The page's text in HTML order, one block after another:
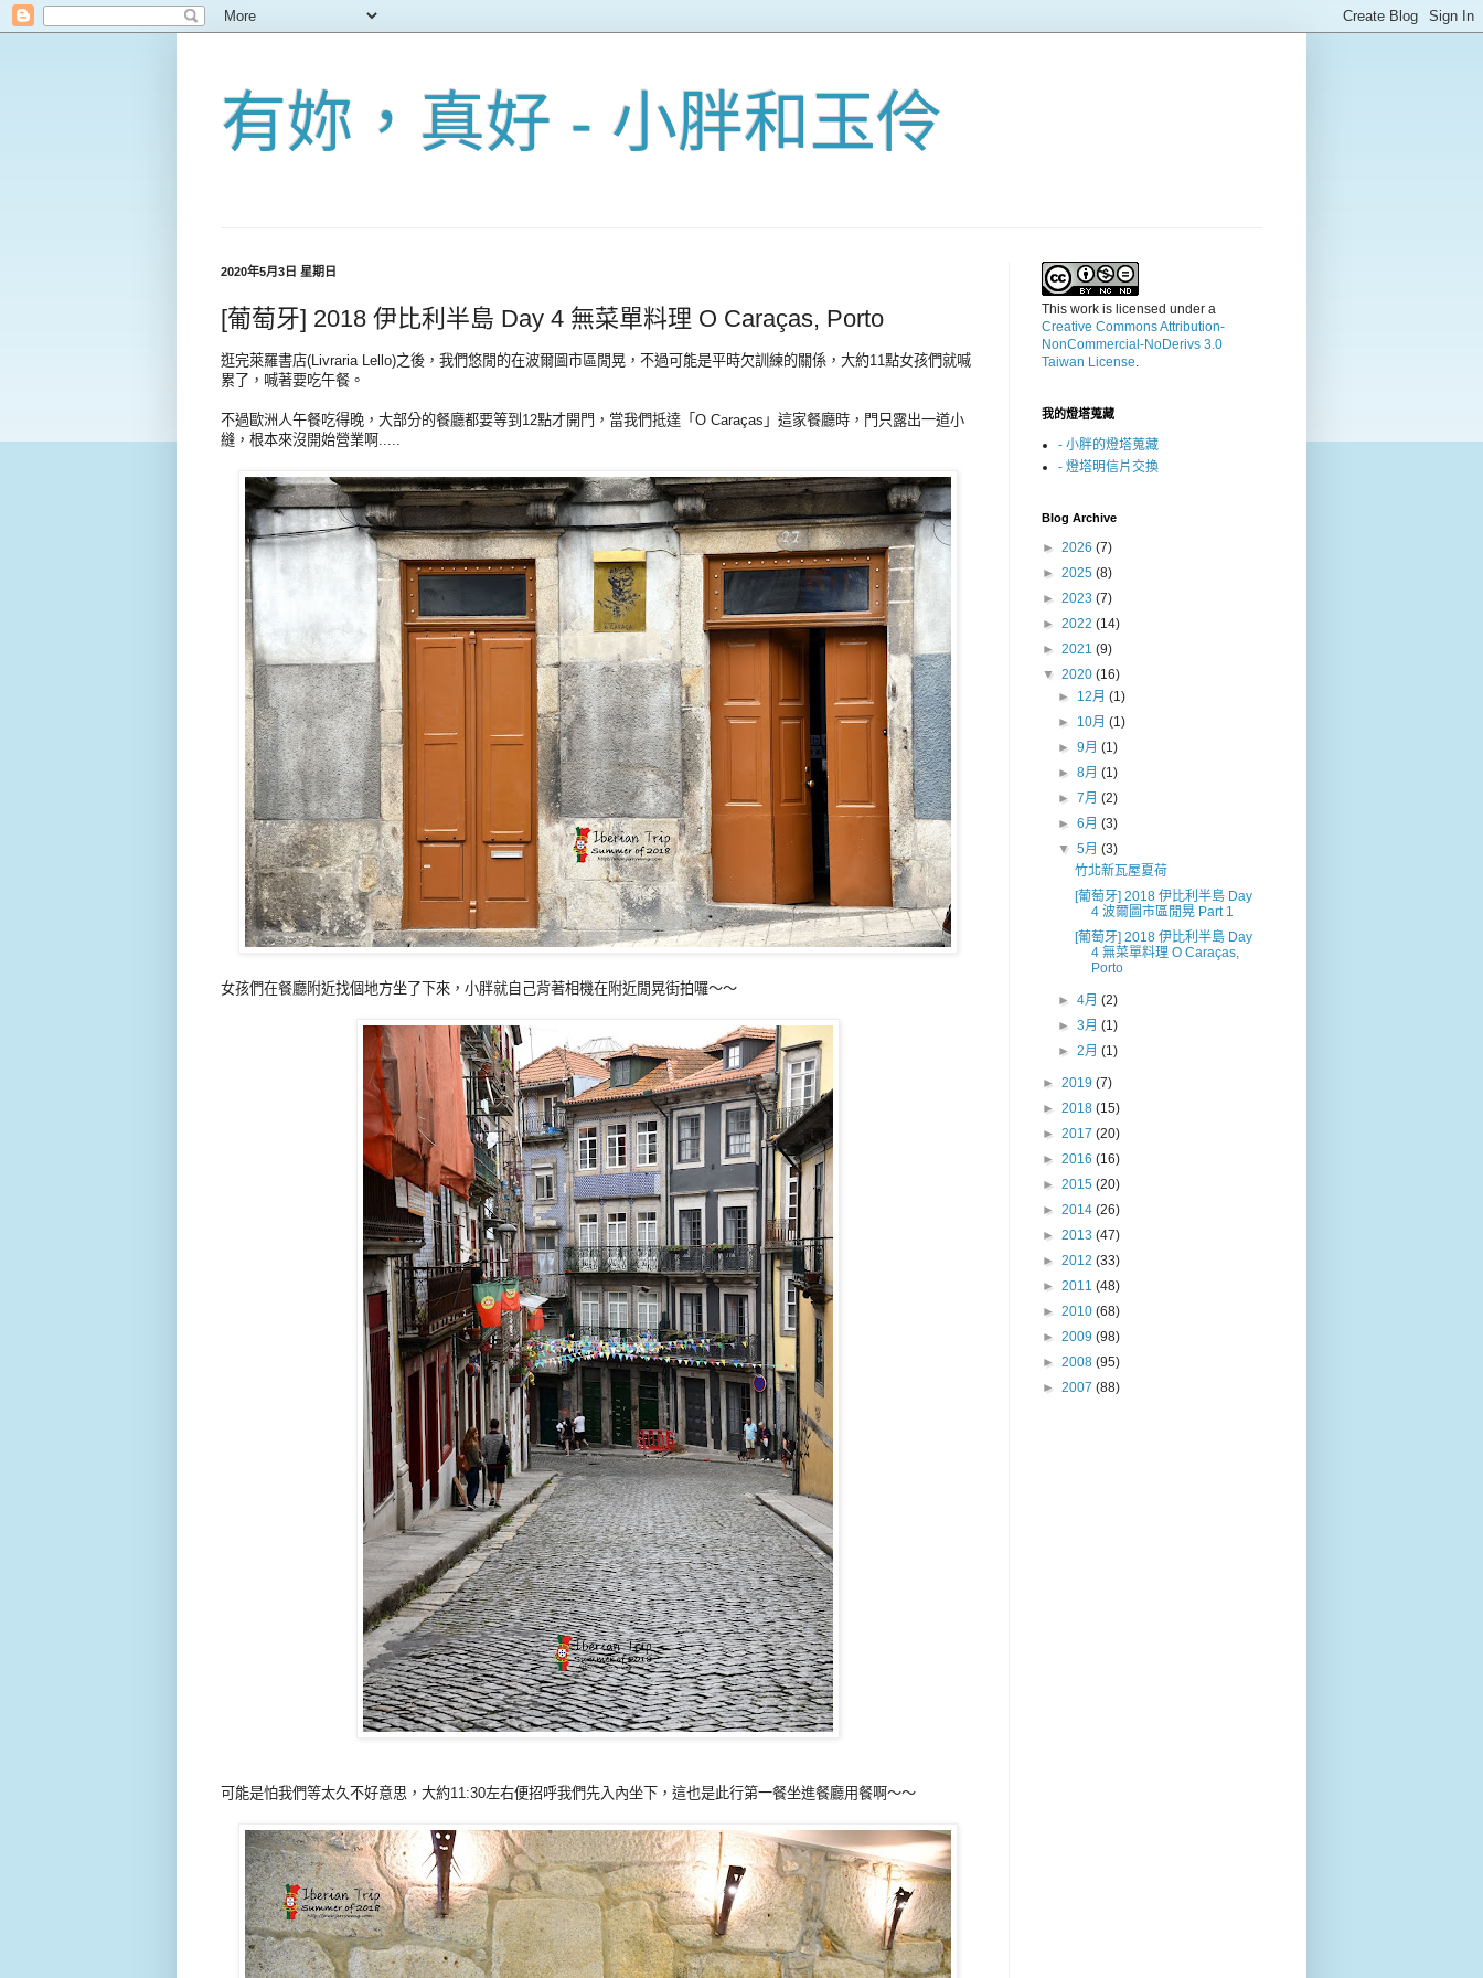
有妳，真好 - 小胖和玉伶
2020年5月3日 星期日
[葡萄牙] 2018 伊比利半島 Day 4 無菜單料理 O Caraças, Porto
逛完萊羅書店(Livraria Lello)之後，我們悠閒的在波爾圖市區閒晃，不過可能是平時欠訓練的關係，大約11點女孩們就喊
累了，喊著要吃午餐。
不過歐洲人午餐吃得晚，大部分的餐廳都要等到12點才開門，當我們抵達「O Caraças」這家餐廳時，門只露出一道小
縫，根本來沒開始營業啊.....
女孩們在餐廳附近找個地方坐了下來，小胖就自己背著相機在附近閒晃街拍囉～～
可能是怕我們等太久不好意思，大約11:30左右便招呼我們先入內坐下，這也是此行第一餐坐進餐廳用餐啊～～
This work is licensed under a
Creative Commons Attribution-
NonCommercial-NoDerivs 3.0
Taiwan License.
我的燈塔蒐藏
- 小胖的燈塔蒐藏
- 燈塔明信片交換
Blog Archive
► 2026 (7)
► 2025 (8)
► 2023 (7)
► 2022 (14)
► 2021 (9)
▼ 2020 (16)
► 12月(1)
► 10月(1)
►9月(1)
►8月(1)
►7月(2)
►6月(3)
▼5月(3)
竹北新瓦屋夏荷
[葡萄牙] 2018 伊比利半島 Day
4 波爾圖市區閒晃 Part 1
[葡萄牙] 2018 伊比利半島 Day
4 無菜單料理 O Caraças,
Porto
►4月(2)
►3月(1)
►2月(1)
► 2019 (7)
► 2018 (15)
► 2017 (20)
► 2016 (16)
► 2015 (20)
► 2014 (26)
► 2013 (47)
► 2012 (33)
► 2011 (48)
► 2010 (68)
► 2009 (98)
► 2008 (95)
► 2007 (88)